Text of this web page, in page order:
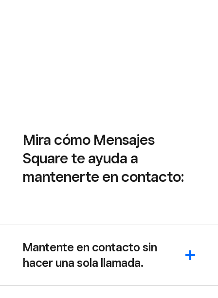
Mira cómo Mensajes
Square te ayuda a
mantenerte en contacto:
Mantente en contacto sin
hacer una sola llamada.